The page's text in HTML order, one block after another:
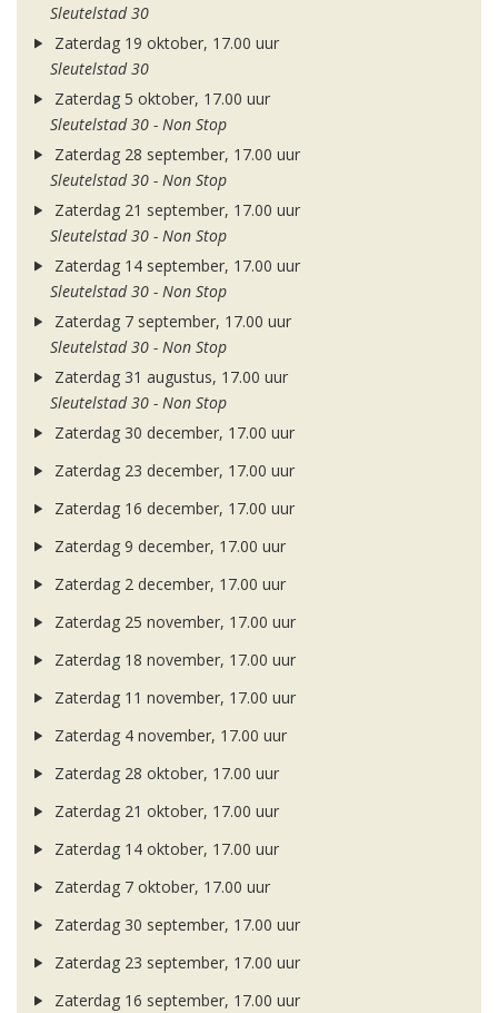
Sleutelstad 30
Zaterdag 19 oktober, 17.00 uur
Sleutelstad 30
Zaterdag 5 oktober, 17.00 uur
Sleutelstad 30 - Non Stop
Zaterdag 28 september, 17.00 uur
Sleutelstad 30 - Non Stop
Zaterdag 21 september, 17.00 uur
Sleutelstad 30 - Non Stop
Zaterdag 14 september, 17.00 uur
Sleutelstad 30 - Non Stop
Zaterdag 7 september, 17.00 uur
Sleutelstad 30 - Non Stop
Zaterdag 31 augustus, 17.00 uur
Sleutelstad 30 - Non Stop
Zaterdag 30 december, 17.00 uur
Zaterdag 23 december, 17.00 uur
Zaterdag 16 december, 17.00 uur
Zaterdag 9 december, 17.00 uur
Zaterdag 2 december, 17.00 uur
Zaterdag 25 november, 17.00 uur
Zaterdag 18 november, 17.00 uur
Zaterdag 11 november, 17.00 uur
Zaterdag 4 november, 17.00 uur
Zaterdag 28 oktober, 17.00 uur
Zaterdag 21 oktober, 17.00 uur
Zaterdag 14 oktober, 17.00 uur
Zaterdag 7 oktober, 17.00 uur
Zaterdag 30 september, 17.00 uur
Zaterdag 23 september, 17.00 uur
Zaterdag 16 september, 17.00 uur